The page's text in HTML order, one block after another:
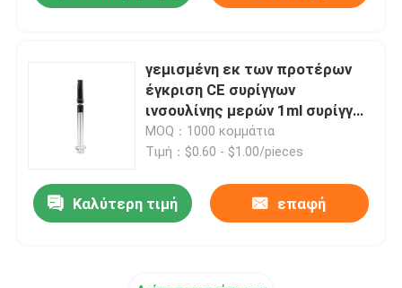
γεμισμένη εκ των προτέρων
έγκριση CE συρίγγων
ινσουλίνης μερών 1ml συρίγγων
1.5ml 2.25ml 3ml 5ml
MOQ：1000 κομμάτια
Τιμή：$0.60 - $1.00/pieces
Καλύτερη τιμή επαφή